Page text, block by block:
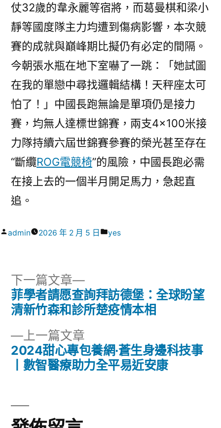
仗32歲的韋永麗等宿將，而葛曼棋和梁小
靜等國度隊主力均遭到傷病影響，本次競
賽的成就與巔峰期比擬仍有必定的間隔。
今朝張水瓶在地下室嚇了一跳：「她試圖
在我的單戀中尋找邏輯結構！天秤座太可
怕了！」中國長跑無論是單項仍是接力
賽，均無人達標世錦賽，兩支4×100米接
力隊持續六屆世錦賽參賽的榮光甚至存在
“斷纜ROG電競椅”的風險，中國長跑必需
在接上去的一個半月開足馬力，急起直
追。
作
admin 2026 年 2 月 5 日
分
yes
文
導
覽
上一篇文章
一
篇
2024甜心專包養網·蒼生身邊科技事
丨數智醫療助力全平易近安康
下一篇文章
下
一
篇
菲學者請愿查詢拜訪德堡：全球盼望
清新竹森和診所楚疫情本相